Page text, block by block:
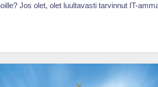
Jos olet, olet luultavasti tarvinnut IT-